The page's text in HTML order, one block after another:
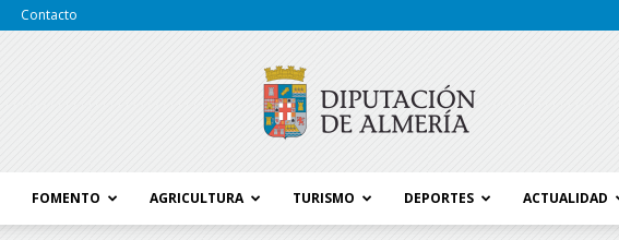
Contacto
FOMENTO AGRICULTURA TURISMO DEPORTES ACTUALIDAD